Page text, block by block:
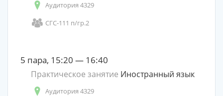
Аудитория 4329
СГС-111 п/гр.2
5 пара, 15:20 — 16:40
Практическое занятие Иностранный язык
Аудитория 4329